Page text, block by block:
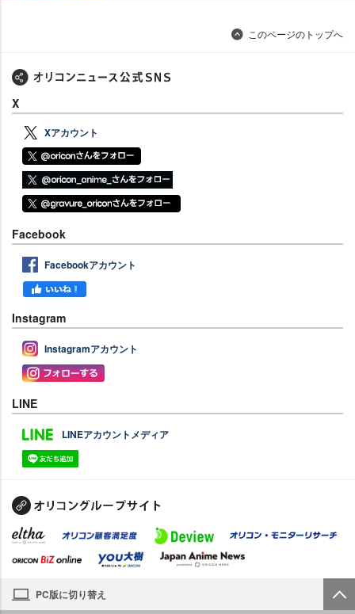
このページのトップへ
X
Xアカウント
Facebook
Facebookアカウント
Instagram
Instagramアカウント
LINE
LINEアカウントメディア
PC版に切り替え